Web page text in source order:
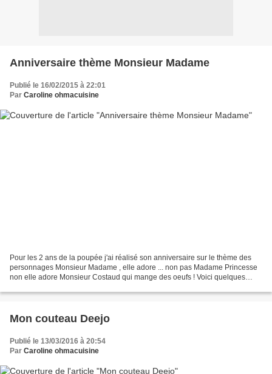
Anniversaire thème Monsieur Madame
Publié le 16/02/2015 à 22:01
Par Caroline ohmacuisine
Pour les 2 ans de la poupée j'ai réalisé son anniversaire sur le thème des
personnages Monsieur Madame , elle adore ... non pas Madame Princesse
non elle adore Monsieur Costaud qui mange des oeufs ! Voici quelques
Mon couteau Deejo
Publié le 13/03/2016 à 20:54
Par Caroline ohmacuisine